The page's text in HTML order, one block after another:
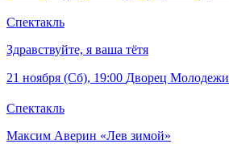
Спектакль
Здравствуйте, я ваша тётя
21 ноября (Сб), 19:00 Дворец Молодежи
Спектакль
Максим Аверин «Лев зимой»